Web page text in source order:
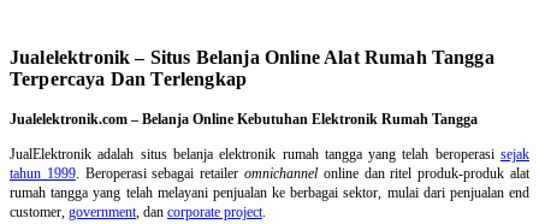
Jualelektronik – Situs Belanja Online Alat Rumah Tangga
Terpercaya Dan Terlengkap
Jualelektronik.com – Belanja Online Kebutuhan Elektronik Rumah Tangga
JualElektronik adalah situs belanja elektronik rumah tanggayang telah beroperasisejak
tahun 1999. Beroperasi sebagai retaileromnichannel online dan ritel produk-produk alat
rumah tangga yang telah melayani penjualan ke berbagai sektor, mulai dari penjualan end
customer, government, dan corporate project.